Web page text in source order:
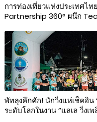
การท่องเที่ยวแห่งประเทศไ
Partnership 360° ผนึก
พัทลุงคึกคัก! นักวิ่งแห่เช็คอิน
ระดับโลกในงาน “แลเล วิ่งเ